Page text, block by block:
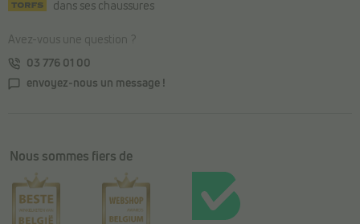
dans ses chaussures
Avez-vous une question ?
03 776 01 00
envoyez-nous un message !
Nous sommes fiers de